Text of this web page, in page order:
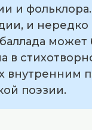
и
и
может
в
внутренним
поэзии.